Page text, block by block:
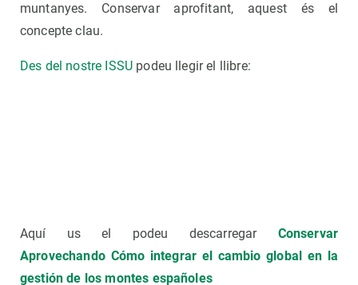
muntanyes. Conservar aprofitant, aquest és el
concepte clau.
Des del nostre ISSU podeu llegir el llibre:
Aquí us el podeu descarregarConservar
Aprovechando Cómo integrar el cambio global en la
gestión de los montes españoles